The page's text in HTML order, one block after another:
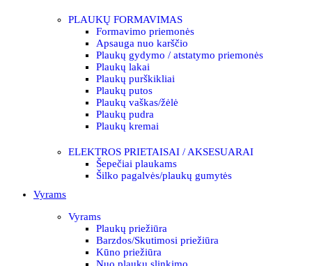
PLAUKŲ FORMAVIMAS
Formavimo priemonės
Apsauga nuo karščio
Plaukų gydymo / atstatymo priemonės
Plaukų lakai
Plaukų purškikliai
Plaukų putos
Plaukų vaškas/žėlė
Plaukų pudra
Plaukų kremai
ELEKTROS PRIETAISAI / AKSESUARAI
Šepečiai plaukams
Šilko pagalvės/plaukų gumytės
Vyrams
Vyrams
Plaukų priežiūra
Barzdos/Skutimosi priežiūra
Kūno priežiūra